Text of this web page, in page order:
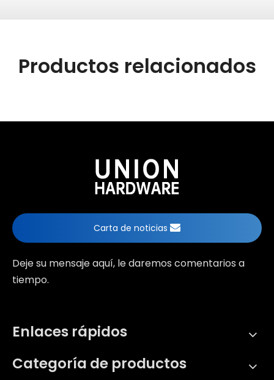
Productos relacionados
Carta de noticias
Deje su mensaje aquí, le daremos comentarios a
tiempo.
Enlaces rápidos
Categoría de productos